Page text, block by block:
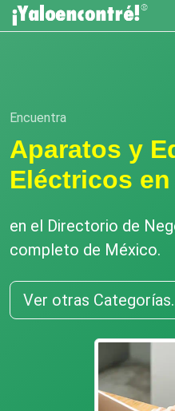
Encuentra
Aparatos y
Eléctricos
en el Directorio de
completo de México.
Ver otras